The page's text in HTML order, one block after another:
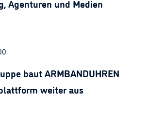
Agenturen und Medien
baut ARMBANDUHREN
weiter aus